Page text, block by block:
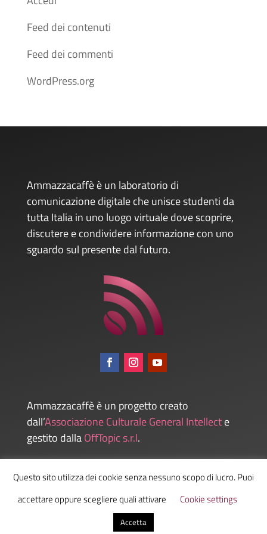
Feed dei contenuti
Feed dei commenti
WordPress.org
Ammazzacaffè è un laboratorio di
comunicazione digitale che unisce studenti da
tutta Italia in uno luogo virtuale dove scoprire,
discutere e condividere informazione con uno
sguardo sul presente dal futuro.
Ammazzacaffè è un progetto creato
dall’Associazione Culturale General Intellecte
gestito dallaOffTopic s.r.l.
Admin
Questo sito utilizza dei cookie senza nessuno scopo di lucro. Puoi
accettare oppure scegliere quali attivare
Cookie settings
Accetta